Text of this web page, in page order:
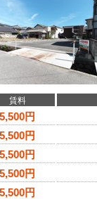
賃料
5,500円
5,500円
5,500円
5,500円
5,500円